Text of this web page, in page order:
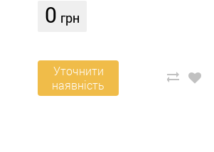
0 грн
Уточнити
наявність